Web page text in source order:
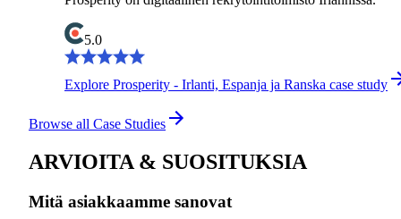
5.0
Explore Prosperity - Irlanti, Espanja ja Ranska case study
Browse all Case Studies
ARVIOITA & SUOSITUKSIA
Mitä asiakkaamme sanovat